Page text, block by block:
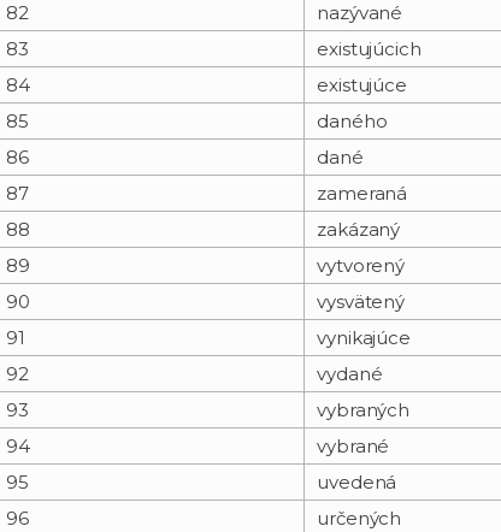
82
nazývané
83
existujúcich
84
existujúce
85
daného
86
dané
87
zameraná
88
zakázaný
89
vytvorený
90
vysvätený
91
vynikajúce
92
vydané
93
vybraných
94
vybrané
95
uvedená
96
určených